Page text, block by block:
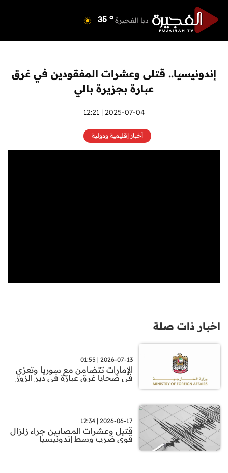
دبا الفجيرة 35 o
أم القيوين o
راس الخيمة 40 o
الفجيرة 34 o
إندونيسيا.. قتلى وعشرات المفقودين في غرق
عبارة بجزيرة بالي
2025-07-04 | 12:21
أخبار إقليمية ودولية
اخبار ذات صلة
2026-07-13 | 01:55
الإمارات تتضامن مع سوريا وتعزي
في ضحايا غرق عبارة في دير الزور
2026-06-17 | 12:34
قتيل وعشرات المصابين جراء زلزال
قوي ضرب وسط إندونيسيا